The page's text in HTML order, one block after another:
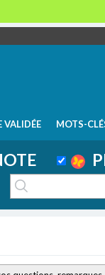
VALIDÉE MOTS-